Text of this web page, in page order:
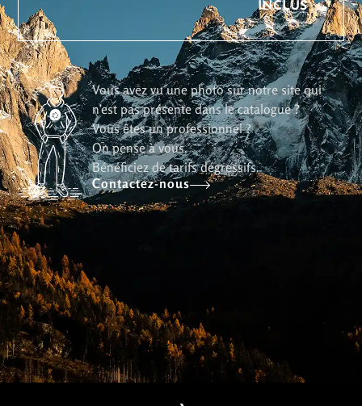
INCLUS
Vous avez vu une photo sur notre site qui
n’est pas présente dans le catalogue ?
Vous êtes un professionnel ?
On pense à vous.
Bénéficiez de tarifs dégressifs.
Contactez-nous